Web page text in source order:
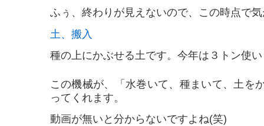
ふぅ、終わりが見えないので、この時点で
土、搬入
種の上にかぶせる土です。今年は３トン使
この機械が、「水巻いて、種まいて、土を
ってくれます。
動画が無いと分からないですよね(笑)